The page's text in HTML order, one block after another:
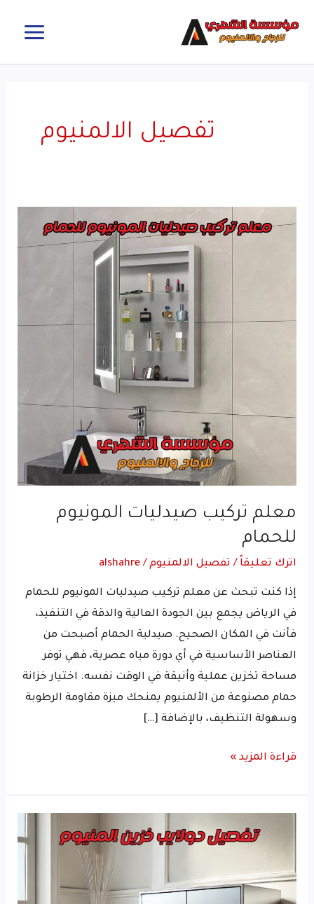
تفصيل الالمنيوم
معلم تركيب صيدليات المونيوم
للحمام
اترك تعليقاً / تفصيل الالمنيوم /
alshahre
إذا كنت تبحث عن معلم تركيب صيدليات المونيوم للحمام
في الرياض يجمع بين الجودة العالية والدقة في التنفيذ،
فأنت في المكان الصحيح. صيدلية الحمام أصبحت من
العناصر الأساسية في أي دورة مياه عصرية، فهي توفر
مساحة تخزين عملية وأنيقة في الوقت نفسه. اختيار خزانة
حمام مصنوعة من الألمنيوم يمنحك ميزة مقاومة الرطوبة
وسهولة التنظيف، بالإضافة […]
قراءة المزيد »
المنيوم